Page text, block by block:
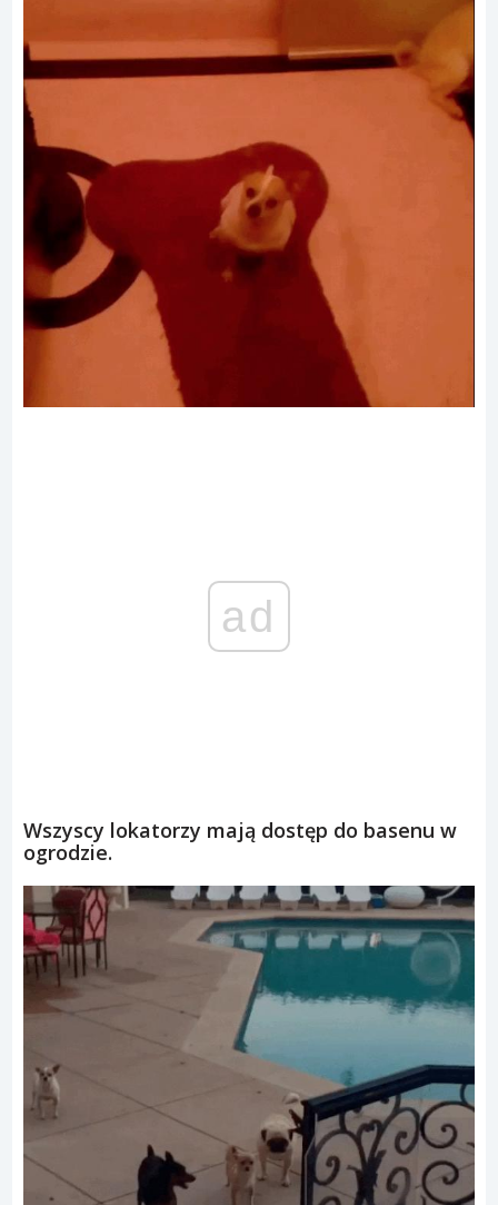
ad
Wszyscy lokatorzy mają dostęp do basenu w
ogrodzie.